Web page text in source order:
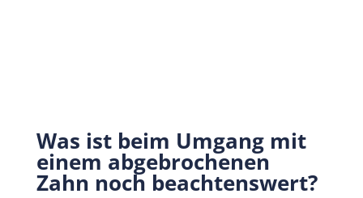
Was ist beim Umgang mit
einem abgebrochenen
Zahn noch beachtenswert?